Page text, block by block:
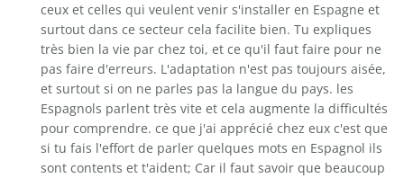
ceux et celles qui veulent venir s'installer en Espagne et
surtout dans ce secteur cela facilite bien. Tu expliques
très bien la vie par chez toi, et ce qu'il faut faire pour ne
pas faire d'erreurs. L'adaptation n'est pas toujours aisée,
et surtout si on ne parles pas la langue du pays. les
Espagnols parlent très vite et cela augmente la difficultés
pour comprendre. ce que j'ai apprécié chez eux c'est que
si tu fais l'effort de parler quelques mots en Espagnol ils
sont contents et t'aident; Car il faut savoir que beaucoup